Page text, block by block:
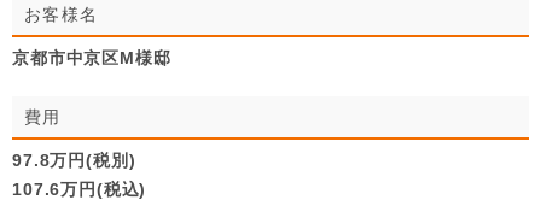
お客様名
京都市中京区M様邸
費用
97.8万円(税別)
107.6万円(税込)